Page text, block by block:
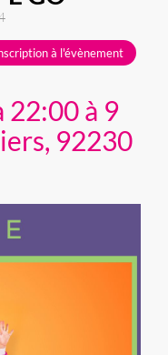
à l'évènement
22:00 à 9
92230